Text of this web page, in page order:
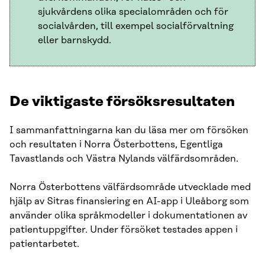
sjukvårdens olika specialområden och för
socialvården, till exempel socialförvaltning
eller barnskydd.
De viktigaste försöksresultaten
I sammanfattningarna kan du läsa mer om försöken
och resultaten i Norra Österbottens, Egentliga
Tavastlands och Västra Nylands välfärdsområden.
Norra Österbottens välfärdsområde utvecklade med
hjälp av Sitras finansiering en AI-app i Uleåborg som
använder olika språkmodeller i dokumentationen av
patientuppgifter. Under försöket testades appen i
patientarbetet.